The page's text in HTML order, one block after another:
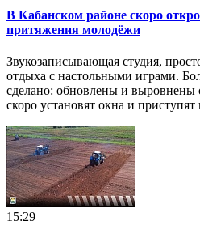
В Кабанском районе скоро
притяжения молодёжи
Звукозаписывающая студия,
отдыха с настольными играми.
сделано: обновлены и выровнены
скоро установят окна и
15:29